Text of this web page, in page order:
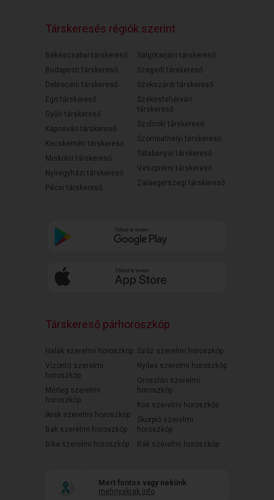
Társkeresés régiók szerint
Békéscsabai társkereső
Budapesti társkereső
Debreceni társkereső
Egri társkereső
Győri társkereső
Kaposvári társkereső
Kecskeméti társkereső
Miskolci társkereső
Nyíregyházi társkereső
Pécsi társkereső
Salgótarjáni társkereső
Szegedi társkereső
Szekszárdi társkereső
Székesfehérvári
társkereső
Szolnoki társkereső
Szombathelyi társkereső
Tatabányai társkereső
Veszprémi társkereső
Zalaegerszegi társkereső
Társkereső párhoroszkóp
Halak szerelmi horoszkóp
Vízöntő szerelmi
horoszkóp
Mérleg szerelmi
horoszkóp
Ikrek szerelmi horoszkóp
Bak szerelmi horoszkóp
Bika szerelmi horoszkóp
Szűz szerelmi horoszkóp
Nyilas szerelmi horoszkóp
Oroszlán szerelmi
horoszkóp
Kos szerelmi horoszkóp
Skorpió szerelmi
horoszkóp
Rák szerelmi horoszkóp
Mert fontos vagy nekünk
mehnyakrak.info